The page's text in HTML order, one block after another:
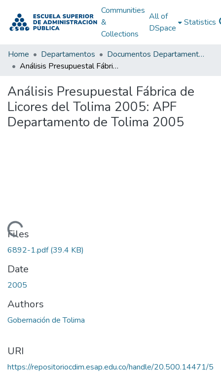
Communities
&
Collections
All of
DSpace
Statistics
Home Departamentos
Documentos Departamentales
Análisis Presupuestal Fábrica de Licores del Tolima 2005: APF Departamento de Tolima 2005
Análisis Presupuestal Fábrica de
Licores del Tolima 2005: APF
Departamento de Tolima 2005
Loading...
Files
6892-1.pdf(39.4 KB)
Date
2005
Authors
Gobernación de Tolima
URI
https://repositoriocdim.esap.edu.co/handle/20.500.14471/5